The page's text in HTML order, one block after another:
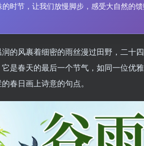
的时节，让我们放慢脚步，感受大自然的
的风裹着细密的雨丝漫过田野，二十
是春天的最后一个节气，如同一位优
春日画上诗意的句点。